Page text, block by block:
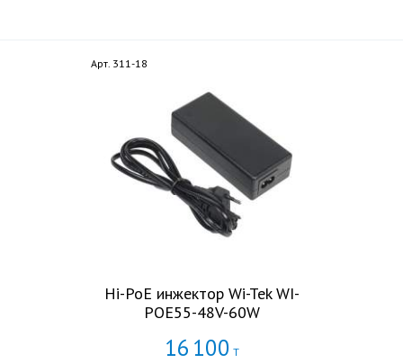
Арт. 311-18
Hi-PoE инжектор Wi-Tek WI-
POE55-48V-60W
16 100 Т